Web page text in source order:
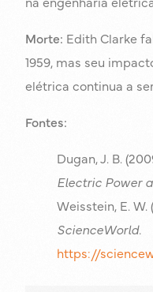
Morte: Edith Clarke
1959, mas seu
elétrica continua a
Fontes:
Dugan, J. B.
Electric Power
Weisstein, E. W.
ScienceWorld.
https://